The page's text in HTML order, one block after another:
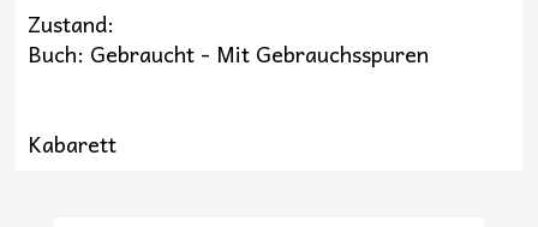
Zustand:
Buch: Gebraucht - Mit Gebrauchsspuren
Kabarett